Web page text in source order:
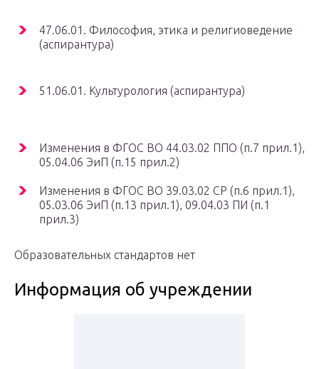
47.06.01. Философия, этика и религиоведение
(аспирантура)
51.06.01. Культурология (аспирантура)
Изменения в ФГОС ВО 44.03.02 ППО (п.7 прил.1),
05.04.06 ЭиП (п.15 прил.2)
Изменения в ФГОС ВО 39.03.02 СР (п.6 прил.1),
05.03.06 ЭиП (п.13 прил.1), 09.04.03 ПИ (п.1
прил.3)
Образовательных стандартов нет
Информация об учреждении